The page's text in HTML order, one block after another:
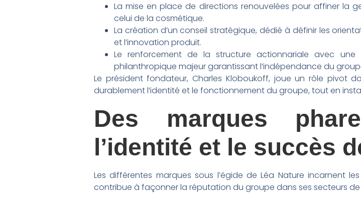
La mise en place de directions renouvelées pour affiner la
celui de la cosmétique.
La création d’un conseil stratégique, dédié à définir les
et l’innovation produit.
Le renforcement de la structure actionnariale avec une
philanthropique majeur garantissant l’indépendance du
Le président fondateur, Charles Kloboukoff, joue un rôle pivot
durablement l’identité et le fonctionnement du groupe, tout en
Des marques
l’identité et le succès
Les différentes marques sous l’égide de Léa Nature incarnent
contribue à façonner la réputation du groupe dans ses secteurs